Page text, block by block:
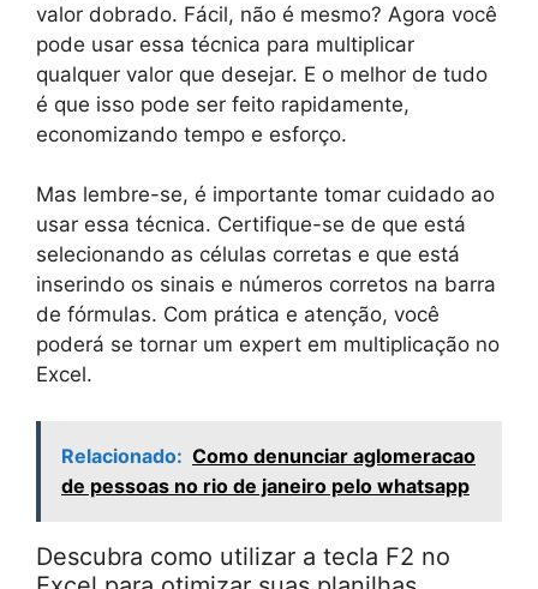
valor dobrado. Fácil, não é mesmo? Agora você
pode usar essa técnica para multiplicar
qualquer valor que desejar. E o melhor de tudo
é que isso pode ser feito rapidamente,
economizando tempo e esforço.
Mas lembre-se, é importante tomar cuidado ao
usar essa técnica. Certifique-se de que está
selecionando as células corretas e que está
inserindo os sinais e números corretos na barra
de fórmulas. Com prática e atenção, você
poderá se tornar um expert em multiplicação no
Excel.
Relacionado: Como denunciar aglomeracao
de pessoas no rio de janeiro pelo whatsapp
Descubra como utilizar a tecla F2 no